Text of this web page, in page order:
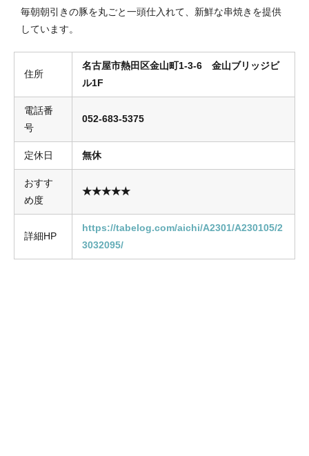
毎朝朝引きの豚を丸ごと一頭仕入れて、新鮮な串焼きを提供
しています。
住所
名古屋市熱田区金山町1-3-6 金山ブリッジビ
ル1F
電話番
号
052-683-5375
定休日 無休
おすす
め度
★★★★★
詳細HP
https://tabelog.com/aichi/A2301/A230105/2
3032095/